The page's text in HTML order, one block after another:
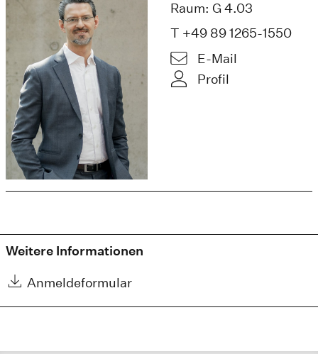
Raum: G 4.03
T +49 89 1265-1550
E-Mail
Profil
Weitere Informationen
Anmeldeformular